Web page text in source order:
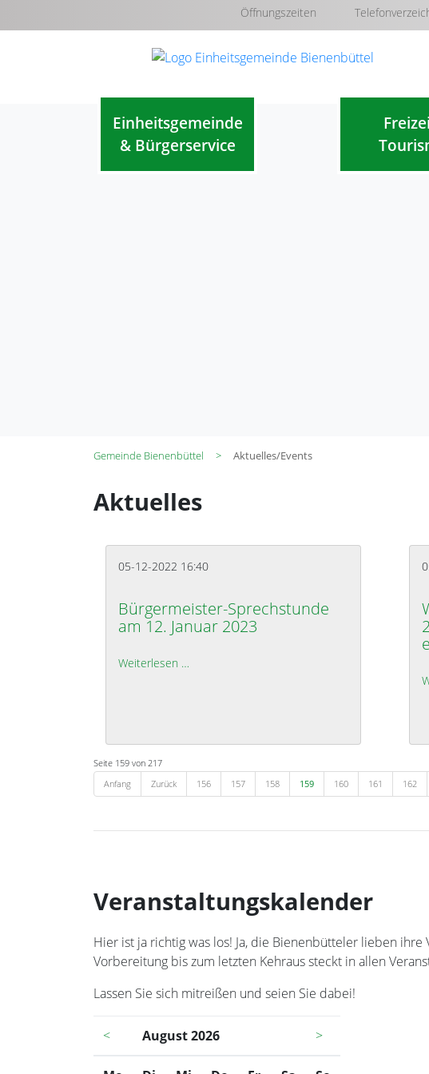
Öffnungszeiten
Einheitsgemeinde
& Bürgerservice
Gemeinde Bienenbüttel Aktuelles/Events
Aktuelles
05-12-2022 16:40
Bürgermeister-Sprechstunde
am 12. Januar 2023
Weiterlesen …
Seite 159 von 217
Anfang
Zurück 156 157 158 159 160 161 162
Veranstaltungskalender
Hier ist ja richtig was los! Ja, die Bienenbütteler lieben
Vorbereitung bis zum letzten Kehraus steckt in allen
Lassen Sie sich mitreißen und seien Sie dabei!
< August 2026 >